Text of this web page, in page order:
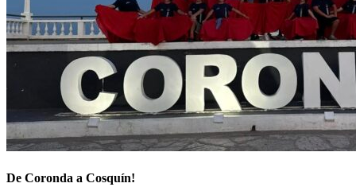
De Coronda a Cosquín!